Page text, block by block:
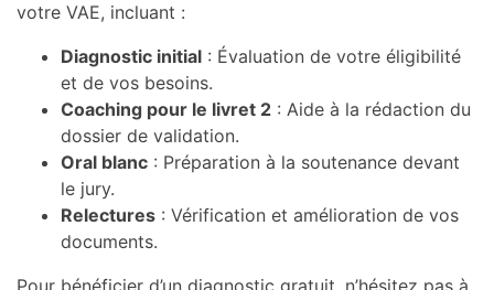
votre VAE, incluant :
Diagnostic initial : Évaluation de votre éligibilité
et de vos besoins.
Coaching pour le livret 2 : Aide à la rédaction du
dossier de validation.
Oral blanc : Préparation à la soutenance devant
le jury.
Relectures : Vérification et amélioration de vos
documents.
Pour bénéficier d’un diagnostic gratuit, n’hésitez pas à